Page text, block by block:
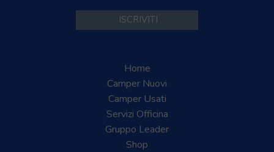
Home
Camper Nuovi
Camper Usati
Servizi Officina
Gruppo Leader
Shop